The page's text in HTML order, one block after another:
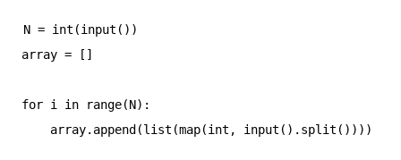
N = int(input())
array = []
for i in range(N):